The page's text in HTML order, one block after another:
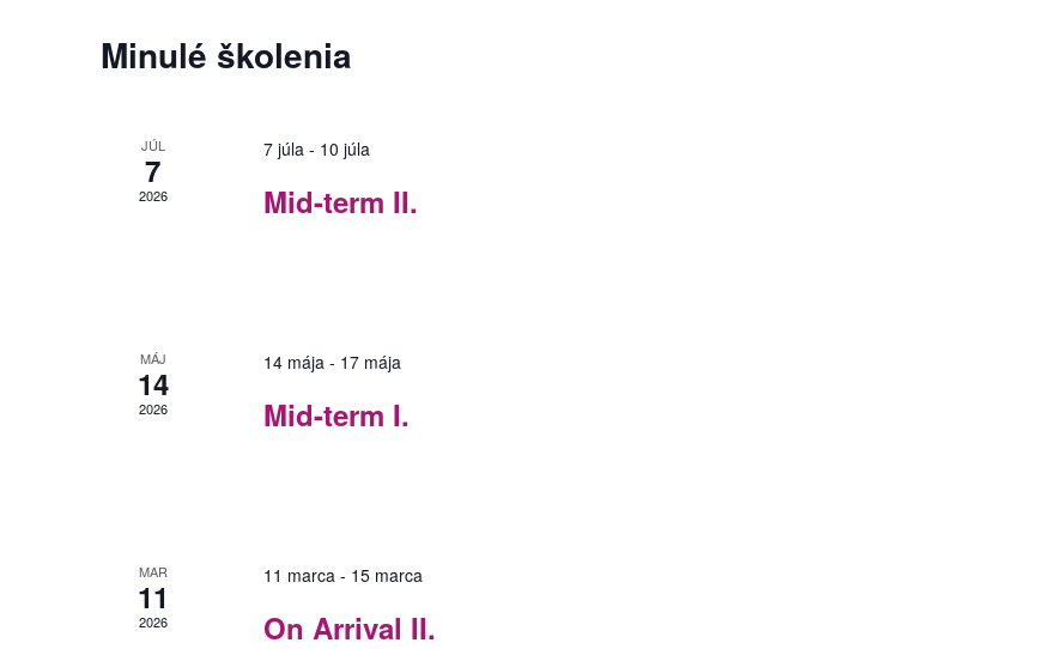
Navigation
Minulé školenia
JÚL
7
2026
7 júla- 10 júla
Mid-term II.
MÁJ
14
2026
14 mája- 17 mája
Mid-term I.
MAR
11
2026
11 marca- 15 marca
On Arrival II.